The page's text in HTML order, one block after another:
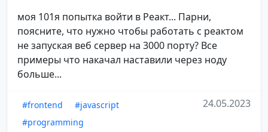
моя 101я попытка войти в Реакт... Парни,
поясните, что нужно чтобы работать с реактом
не запуская веб сервер на 3000 порту? Все
примеры что накачал наставили через ноду
больше...
#frontend
#javascript
#programming
24.05.2023